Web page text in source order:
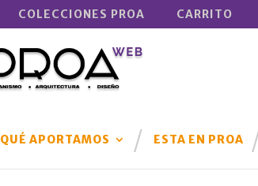
COLECCIONES PROA CARRITO
QUÉ APORTAMOS ESTA EN PROA